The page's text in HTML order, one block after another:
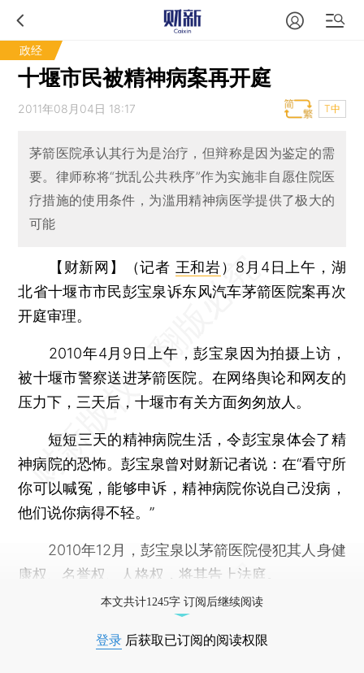
政经
十堰市民被精神病案再开庭
2011年08月04日 18:17 T中
茅箭医院承认其行为是治疗，但辩称是因为鉴定的需
要。律师称将“扰乱公共秩序”作为实施非自愿住院医
疗措施的使用条件，为滥用精神病医学提供了极大的
可能
【财新网】（记者 王和岩） 8月4日上午，湖
北省十堰市市民彭宝泉诉东风汽车茅箭医院案再次
开庭审理。
2010年4月9日上午，彭宝泉因为拍摄上访，
被十堰市警察送进茅箭医院。在网络舆论和网友的
压力下，三天后，十堰市有关方面匆匆放人。
短短三天的精神病院生活，令彭宝泉体会了精
神病院的恐怖。彭宝泉曾对财新记者说：在“看守所
你可以喊冤，能够申诉，精神病院你说自己没病，
他们说你病得不轻。”
2010年12月，彭宝泉以茅箭医院侵犯其人身健
康权、名誉权、人格权，将其告上法庭。
本文共计1245字 订阅后继续阅读
登录 后获取已订阅的阅读权限